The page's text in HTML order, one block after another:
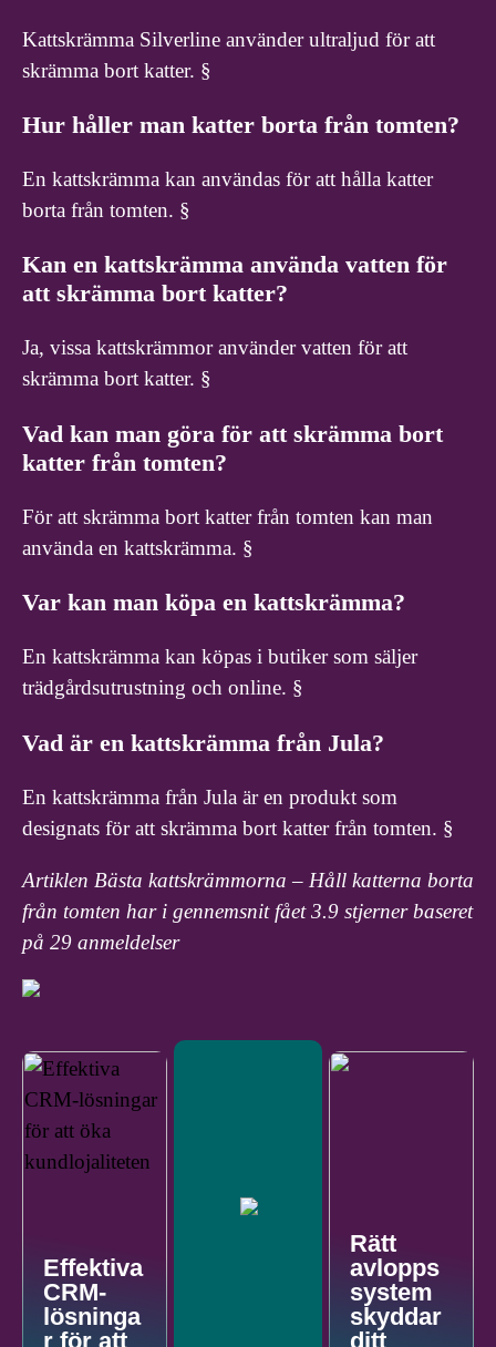
Kattskrämma Silverline använder ultraljud för att
skrämma bort katter. §
Hur håller man katter borta från tomten?
En kattskrämma kan användas för att hålla katter
borta från tomten. §
Kan en kattskrämma använda vatten för
att skrämma bort katter?
Ja, vissa kattskrämmor använder vatten för att
skrämma bort katter. §
Vad kan man göra för att skrämma bort
katter från tomten?
För att skrämma bort katter från tomten kan man
använda en kattskrämma. §
Var kan man köpa en kattskrämma?
En kattskrämma kan köpas i butiker som säljer
trädgårdsutrustning och online. §
Vad är en kattskrämma från Jula?
En kattskrämma från Jula är en produkt som
designats för att skrämma bort katter från tomten. §
Artiklen Bästa kattskrämmorna – Håll katterna borta
från tomten har i gennemsnit fået3.9 stjerner baseret
på 29 anmeldelser
Effektiva
CRM-
lösninga
r för att
Rätt
avlopps
system
skyddar
ditt